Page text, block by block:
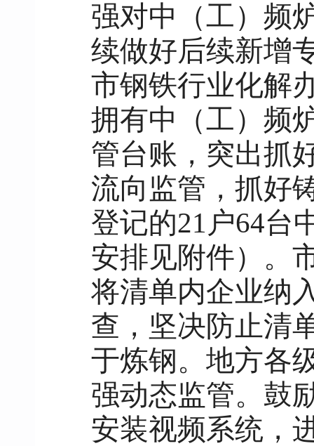
强对中（工）频
续做好后续新增
市钢铁行业化解
拥有中（工）频
管台账，突出抓
流向监管，抓好
登记的21户64台
安排见附件）。
将清单内企业纳
查，坚决防止清
于炼钢。地方各
强动态监管。鼓
安装视频系统，